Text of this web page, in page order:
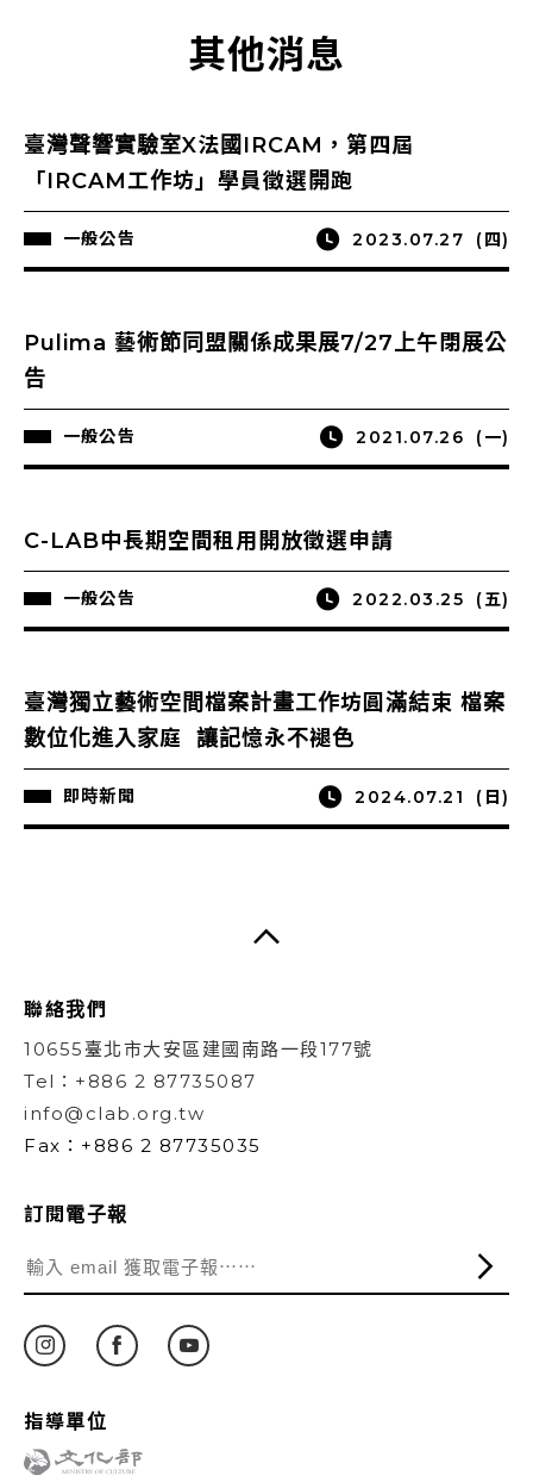
其他消息
臺灣聲響實驗室X法國IRCAM，第四屆
「IRCAM工作坊」學員徵選開跑
一般公告 2023.07.27 (四)
Pulima 藝術節同盟關係成果展7/27上午閉展公
告
一般公告 2021.07.26 (一)
C-LAB中長期空間租用開放徵選申請
一般公告 2022.03.25 (五)
臺灣獨立藝術空間檔案計畫工作坊圓滿結束 檔案
數位化進入家庭 讓記憶永不褪色
即時新聞 2024.07.21 (日)
聯絡我們
10655臺北市大安區建國南路一段177號
Tel：+886 2 87735087
info@clab.org.tw
Fax：+886 2 87735035
訂閱電子報
指導單位